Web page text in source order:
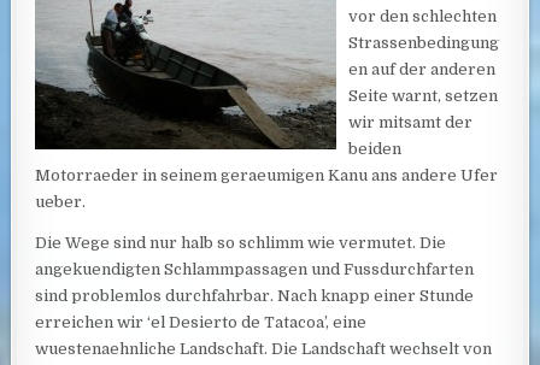
vor den schlechten
Strassenbedingung
en auf der anderen
Seite warnt, setzen
wir mitsamt der
beiden
Motorraeder in seinem geraeumigen Kanu ans andere Ufer
ueber.
Die Wege sind nur halb so schlimm wie vermutet. Die
angekuendigten Schlammpassagen und Fussdurchfarten
sind problemlos durchfahrbar. Nach knapp einer Stunde
erreichen wir ‘el Desierto de Tatacoa’, eine
wuestenaehnliche Landschaft. Die Landschaft wechselt von